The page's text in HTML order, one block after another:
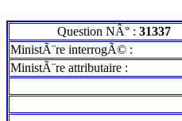
Question NÂ° : 31337
MinistÃ¨re interrogÃ© :
MinistÃ¨re attributaire :